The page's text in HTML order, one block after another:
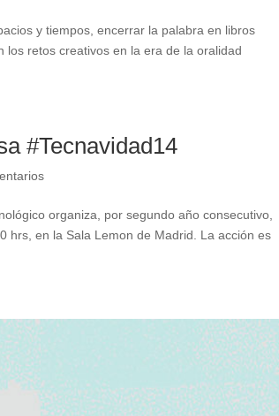
y tiempos, encerrar la palabra en libros
los retos creativos en la era de la oralidad
#Tecnavidad14
organiza, por segundo año consecutivo,
hrs, en la Sala Lemon de Madrid. La acción es